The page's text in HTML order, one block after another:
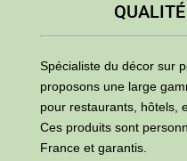
Spécialiste du décor sur
proposons une large
pour restaurants, hôtels,
Ces produits sont
France et garantis.